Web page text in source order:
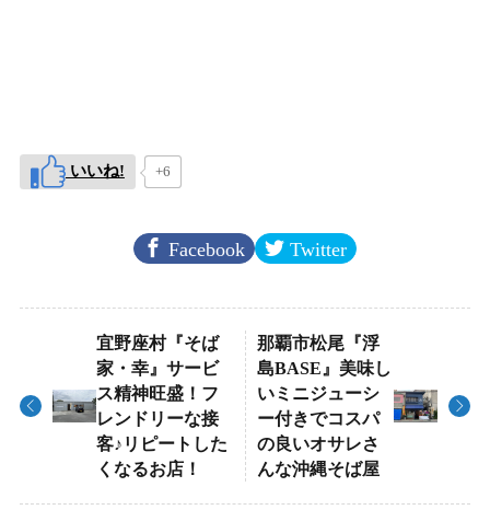
いいね! +6
Facebook Twitter
宜野座村『そば
家・幸』サービ
ス精神旺盛！フ
レンドリーな接
客♪リピートした
くなるお店！
那覇市松尾『浮
島BASE』美味し
いミニジューシ
ー付きでコスパ
の良いオサレさ
んな沖縄そば屋